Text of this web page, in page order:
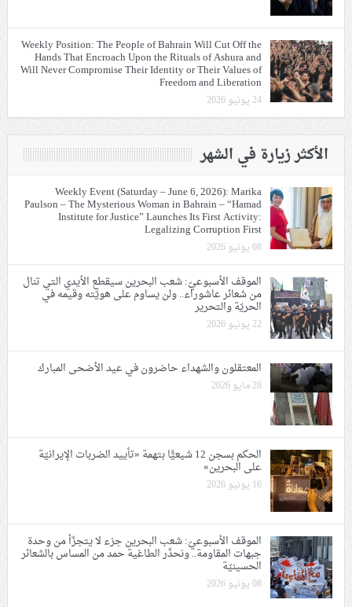
Weekly Position: The People of Bahrain Will Cut Off the
Hands That Encroach Upon the Rituals of Ashura and
Will Never Compromise Their Identity or Their Values of
Freedom and Liberation
24 يونيو 2026
الأكثر زيارة في الشهر
Weekly Event (Saturday – June 6, 2026): Marika
Paulson – The Mysterious Woman in Bahrain – “Hamad
Institute for Justice” Launches Its First Activity:
Legalizing Corruption First
08 يونيو 2026
الموقف الأسبوعيّ: شعب البحرين سيقطع الأيدي التي تنال
من شعائر عاشوراء.. ولن يساوم على هويّته وقيمه في
الحريّة والتحرير
22 يونيو 2026
المعتقلون والشهداء حاضرون في عيد الأضحى المبارك
28 مايو 2026
الحكم بسجن 12 شيعيًّا بتهمة «تأييد الضربات الإيرانيّة
على البحرين»
16 يونيو 2026
الموقف الأسبوعيّ: شعب البحرين جزء لا يتجزّأ من وحدة
جبهات المقاومة.. ونحذّر الطاغية حمد من المساس بالشعائر
الحسينيّة
08 يونيو 2026